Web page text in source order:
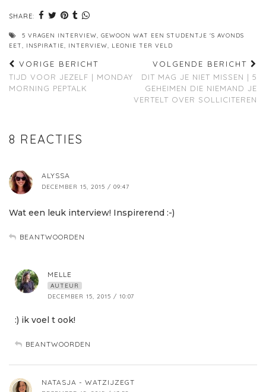
SHARE:
5 VRAGEN INTERVIEW, GEWOON WAT EEN STUDENTJE 'S AVONDS
EET, INSPIRATIE, INTERVIEW, LEONIE TER VELD
VORIGE BERICHT
TIJD VOOR JEZELF | MONDAY
MORNING PEPTALK
VOLGENDE BERICHT
DIT MAG JE NIET MISSEN | 5
GEHEIMEN DIE NIEMAND JE
VERTELT OVER SOLLICITEREN
8 REACTIES
ALYSSA
DECEMBER 15, 2015 / 09:47
Wat een leuk interview! Inspirerend :-)
BEANTWOORDEN
MELLE
AUTEUR
DECEMBER 15, 2015 / 10:07
:) ik voel t ook!
BEANTWOORDEN
NATASJA - WATZIJZEGT